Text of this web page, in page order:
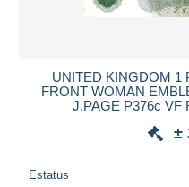
UNITED KINGDOM 1
FRONT WOMAN
J.PAGE P376c VF
±
Estatus